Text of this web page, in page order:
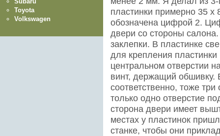
пластинки примерно 35 х
обозначена цифрой 2.
двери со стороны
заклепки. В пластинке
для крепления
центральном отверстии
винт, держащий обшивку.
соответственно, тоже
только одно отверстие
сторона двери имеет
местах у пластинок
станке, чтобы они
Toyota
Volkswagen